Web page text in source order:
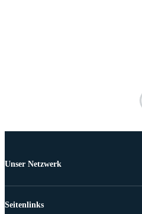
Unser Netzwerk
Seitenlinks